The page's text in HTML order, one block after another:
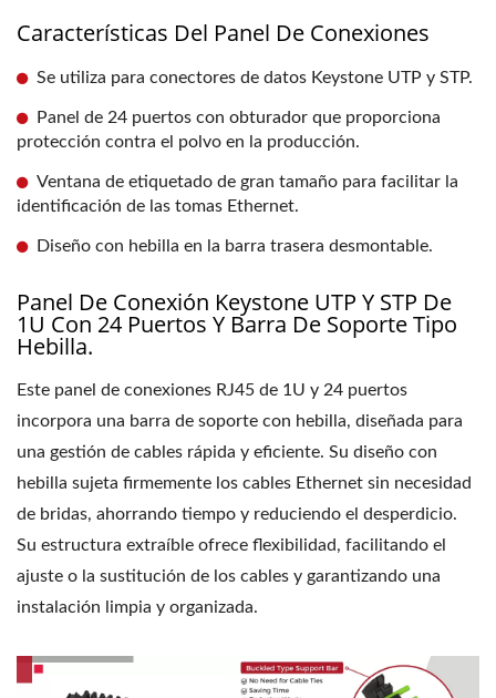
Características Del Panel De Conexiones
Se utiliza para conectores de datos Keystone UTP y STP.
Panel de 24 puertos con obturador que proporciona
protección contra el polvo en la producción.
Ventana de etiquetado de gran tamaño para facilitar la
identificación de las tomas Ethernet.
Diseño con hebilla en la barra trasera desmontable.
Panel De Conexión Keystone UTP Y STP De
1U Con 24 Puertos Y Barra De Soporte Tipo
Hebilla.
Este panel de conexiones RJ45 de 1U y 24 puertos
incorpora una barra de soporte con hebilla, diseñada para
una gestión de cables rápida y eficiente. Su diseño con
hebilla sujeta firmemente los cables Ethernet sin necesidad
de bridas, ahorrando tiempo y reduciendo el desperdicio.
Su estructura extraíble ofrece flexibilidad, facilitando el
ajuste o la sustitución de los cables y garantizando una
instalación limpia y organizada.